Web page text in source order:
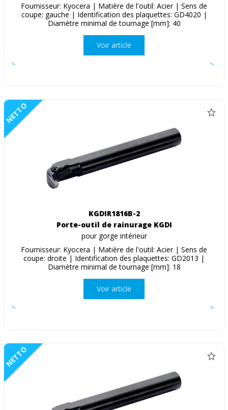
Fournisseur: Kyocera | Matière de l'outil: Acier | Sens de
coupe: gauche | Identification des plaquettes: GD4020 |
Diamètre minimal de tournage [mm]: 40
Voir article
NETTO
KGDIR1816B-2
Porte-outil de rainurage KGDI
pour gorge intérieur
Fournisseur: Kyocera | Matière de l'outil: Acier | Sens de
coupe: droite | Identification des plaquettes: GD2013 |
Diamètre minimal de tournage [mm]: 18
Voir article
NETTO